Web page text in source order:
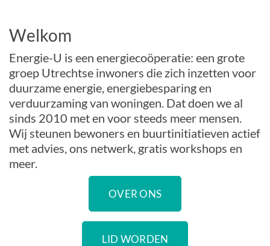
Welkom
Energie-U is een energiecoöperatie: een grote
groep Utrechtse inwoners die zich inzetten voor
duurzame energie, energiebesparing en
verduurzaming van woningen. Dat doen we al
sinds 2010 met en voor steeds meer mensen.
Wij steunen bewoners en buurtinitiatieven actief
met advies, ons netwerk, gratis workshops en
meer.
OVER ONS
LID WORDEN